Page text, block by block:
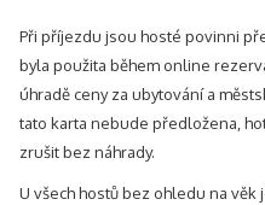
Při příjezdu jsou hosté povinni
byla použita během online
úhradě ceny za ubytování a
tato karta nebude předložena,
zrušit bez náhrady.
U všech hostů bez ohledu na